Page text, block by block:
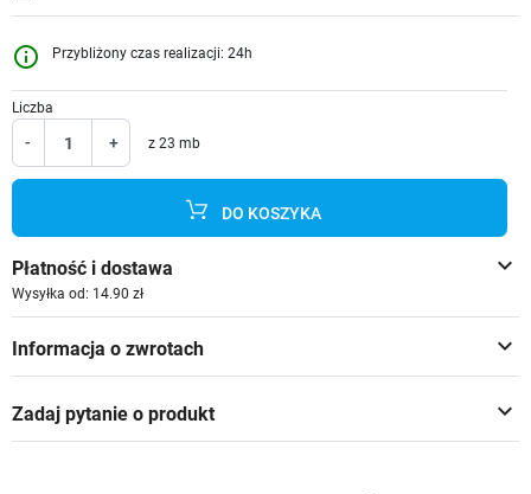
info_outline Przybliżony czas realizacji: 24h
Liczba
- + z 23 mb
DO KOSZYKA
keyboard_arrow_down
Płatność i dostawa
Wysyłka od: 14.90 zł
keyboard_arrow_down
Informacja o zwrotach
keyboard_arrow_down
Zadaj pytanie o produkt